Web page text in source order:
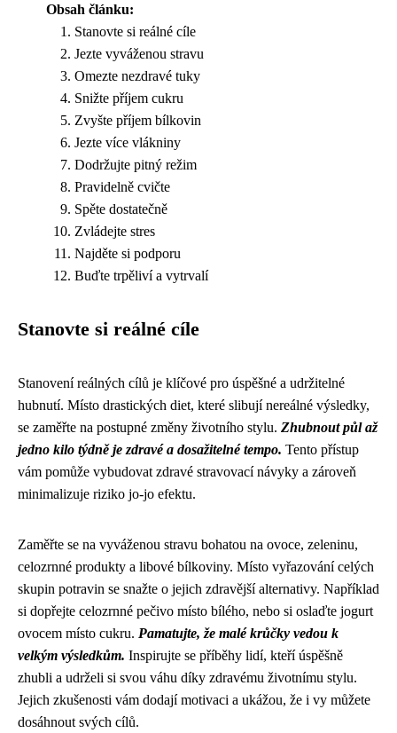
Obsah článku:
Stanovte si reálné cíle
Jezte vyváženou stravu
Omezte nezdravé tuky
Snižte příjem cukru
Zvyšte příjem bílkovin
Jezte více vlákniny
Dodržujte pitný režim
Pravidelně cvičte
Spěte dostatečně
Zvládejte stres
Najděte si podporu
Buďte trpěliví a vytrvalí
Stanovte si reálné cíle
Stanovení reálných cílů je klíčové pro úspěšné a udržitelné
hubnutí. Místo drastických diet, které slibují nereálné výsledky,
se zaměřte na postupné změny životního stylu. Zhubnout půl až
jedno kilo týdně je zdravé a dosažitelné tempo. Tento přístup
vám pomůže vybudovat zdravé stravovací návyky a zároveň
minimalizuje riziko jo-jo efektu.
Zaměřte se na vyváženou stravu bohatou na ovoce, zeleninu,
celozrnné produkty a libové bílkoviny. Místo vyřazování celých
skupin potravin se snažte o jejich zdravější alternativy. Například
si dopřejte celozrnné pečivo místo bílého, nebo si oslaďte jogurt
ovocem místo cukru. Pamatujte, že malé krůčky vedou k
velkým výsledkům. Inspirujte se příběhy lidí, kteří úspěšně
zhubli a udrželi si svou váhu díky zdravému životnímu stylu.
Jejich zkušenosti vám dodají motivaci a ukážou, že i vy můžete
dosáhnout svých cílů.